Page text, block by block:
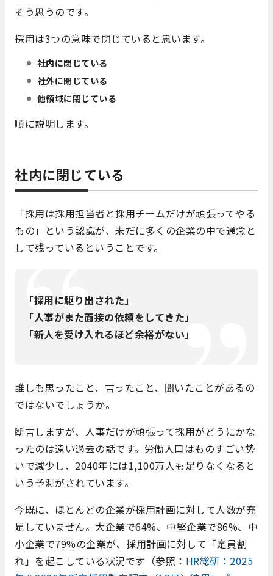
そう思うのです。
採用は3つの意味で閉じていると思います。
社内に閉じている
社外に閉じている
他領域に閉じている
順に説明します。
社内に閉じている
「採用は採用担当者と採用チームだけが頑張ってやる
もの」という認識が、未だに多くの企業の中で通念と
して残っているということです。
「採用に駆り出された」
「人事がまた面接の依頼をしてきた」
「新人を受け入れるほど余裕がない」
誰しも思ったこと、言ったこと、聞いたことがあるの
ではないでしょうか。
断言しますが、人事だけが頑張って採用がどうにかな
ったのは遠い過去の話です。労働人口はものすごい勢
いで減少し、2040年には1,100万人も足りなくなると
いう予測がされています。
今既に、ほとんどの企業が採用計画に対して人数が充
足していません。大企業で64%、中堅企業で86%、中
小企業で79%の企業が、採用計画に対して「定員割
れ」を起こしている状況です（参照： HR総研：2025